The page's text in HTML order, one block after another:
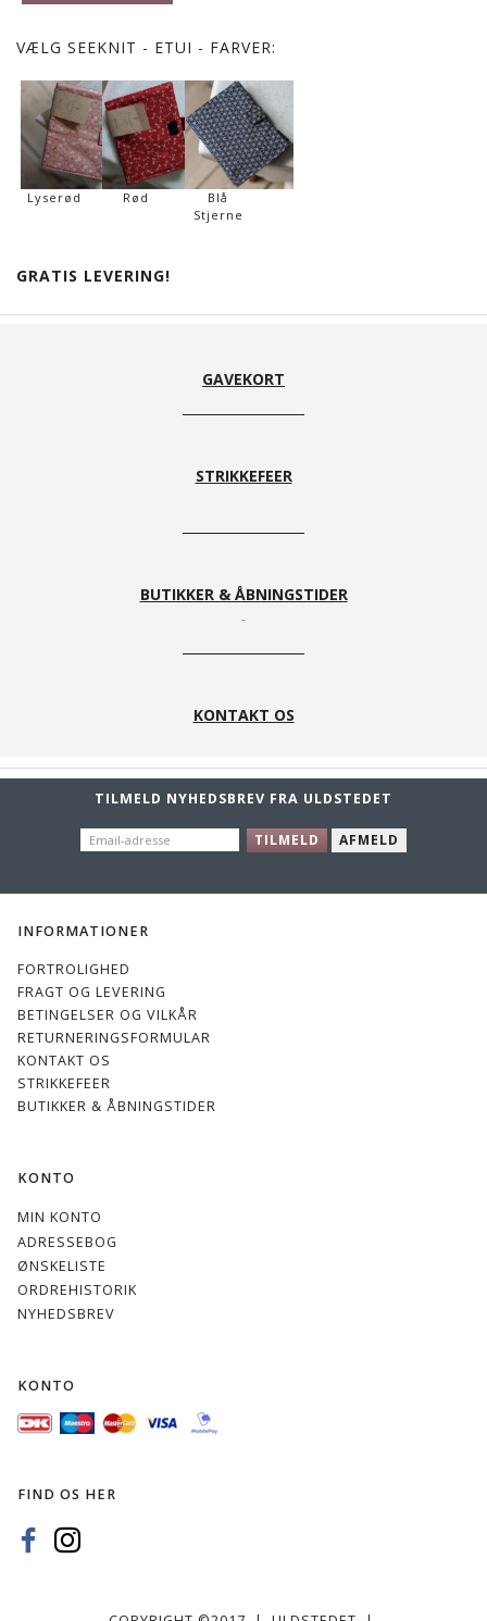
VÆLG SEEKNIT - ETUI - FARVER:
Lyserød Rød
Blå
Stjerne
GRATIS LEVERING!
GAVEKORT
STRIKKEFEER
BUTIKKER & ÅBNINGSTIDER
KONTAKT OS
TILMELD NYHEDSBREV FRA ULDSTEDET
EMAIL-
ADRESSE
TILMELD AFMELD
INFORMATIONER
FORTROLIGHED
FRAGT OG LEVERING
BETINGELSER OG VILKÅR
RETURNERINGSFORMULAR
KONTAKT OS
STRIKKEFEER
BUTIKKER & ÅBNINGSTIDER
KONTO
MIN KONTO
ADRESSEBOG
ØNSKELISTE
ORDREHISTORIK
NYHEDSBREV
KONTO
FIND OS HER